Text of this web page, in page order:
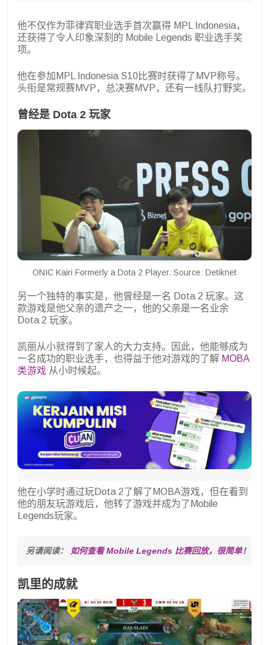
他不仅作为菲律宾职业选手首次赢得 MPL Indonesia，
还获得了令人印象深刻的 Mobile Legends 职业选手奖
项。
他在参加MPL Indonesia S10比赛时获得了MVP称号。
头衔是常规赛MVP，总决赛MVP，还有一线队打野奖。
曾经是 Dota 2 玩家
ONIC Kairi Formerly a Dota 2 Player. Source: Detiknet
另一个独特的事实是，他曾经是一名 Dota 2 玩家。这
款游戏是他父亲的遗产之一，他的父亲是一名业余
Dota 2 玩家。
凯丽从小就得到了家人的大力支持。因此，他能够成为
一名成功的职业选手，也得益于他对游戏的了解 MOBA
类游戏 从小时候起。
他在小学时通过玩Dota 2了解了MOBA游戏，但在看到
他的朋友玩游戏后，他转了游戏并成为了Mobile
Legends玩家。
另请阅读： 如何查看 Mobile Legends 比赛回放，很简单！
凯里的成就